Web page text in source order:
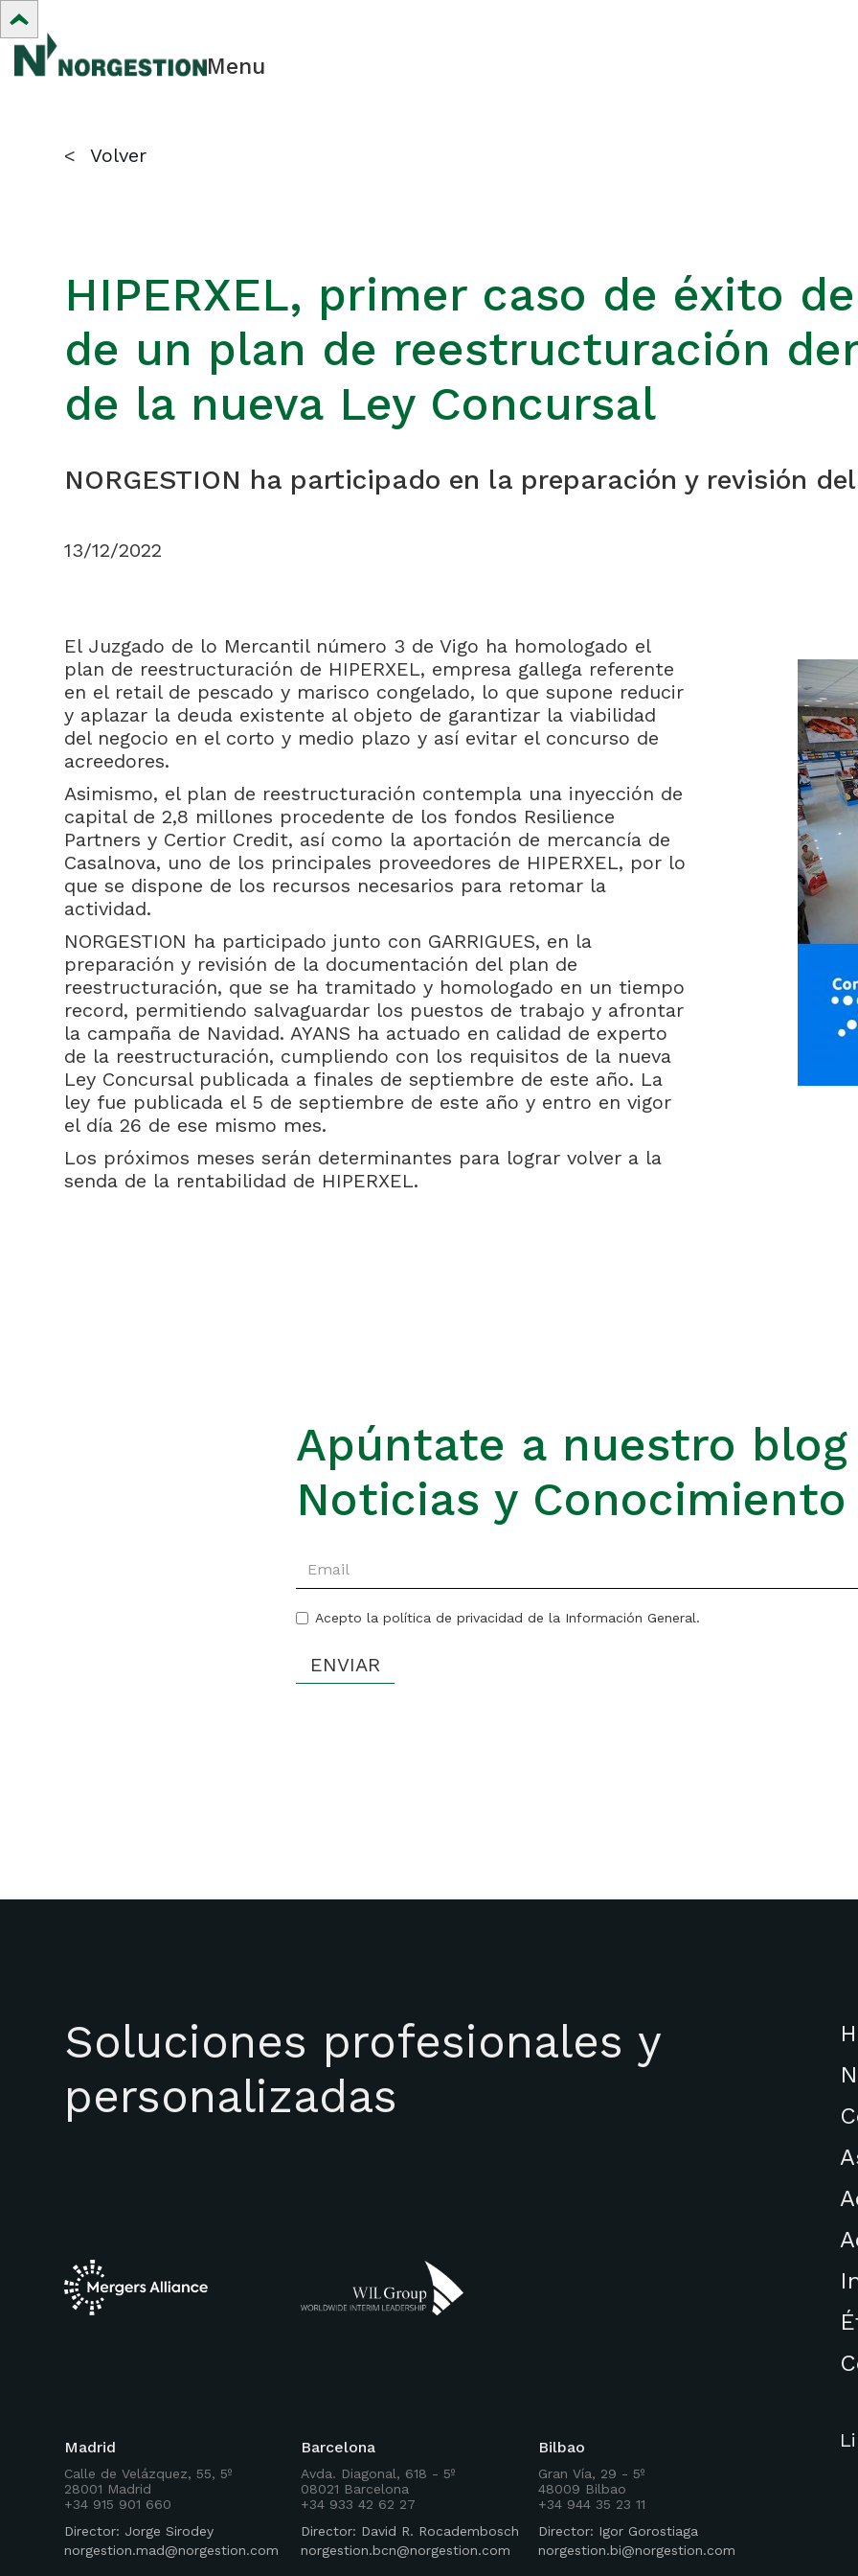
Menu
< Volver
HIPERXEL, primer caso de éxito
de un plan de reestructuración
de la nueva Ley Concursal
NORGESTION ha participado en la preparación y revisión
13/12/2022
El Juzgado de lo Mercantil número 3 de Vigo ha homologado el
plan de reestructuración de HIPERXEL, empresa gallega referente
en el retail de pescado y marisco congelado, lo que supone reducir
y aplazar la deuda existente al objeto de garantizar la viabilidad
del negocio en el corto y medio plazo y así evitar el concurso de
acreedores.
Asimismo, el plan de reestructuración contempla una inyección de
capital de 2,8 millones procedente de los fondos Resilience
Partners y Certior Credit, así como la aportación de mercancía de
Casalnova, uno de los principales proveedores de HIPERXEL, por lo
que se dispone de los recursos necesarios para retomar la
actividad.
NORGESTION ha participado junto con GARRIGUES, en la
preparación y revisión de la documentación del plan de
reestructuración, que se ha tramitado y homologado en un tiempo
record, permitiendo salvaguardar los puestos de trabajo y afrontar
la campaña de Navidad. AYANS ha actuado en calidad de experto
de la reestructuración, cumpliendo con los requisitos de la nueva
Ley Concursal publicada a finales de septiembre de este año. La
ley fue publicada el 5 de septiembre de este año y entro en vigor
el día 26 de ese mismo mes.
Los próximos meses serán determinantes para lograr volver a la
senda de la rentabilidad de HIPERXEL.
Apúntate a nuestro
Noticias y Conocimiento
Acepto la política de privacidad de la Información General.
Soluciones profesionales y
personalizadas
Madrid
Calle de Velázquez, 55, 5º
28001 Madrid
+34 915 901 660
Director: Jorge Sirodey
norgestion.mad@norgestion.com
Barcelona
Avda. Diagonal, 618 - 5º
08021 Barcelona
+34 933 42 62 27
Director: David R. Rocadembosch
norgestion.bcn@norgestion.com
Bilbao
Gran Vía, 29 - 5º
48009 Bilbao
+34 944 35 23 11
Director: Igor Gorostiaga
norgestion.bi@norgestion.com